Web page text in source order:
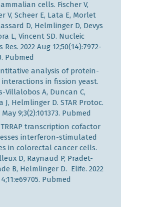
cells. Fischer V,
V, Scheer E, Lata E, Morlet
D, Helmlinger D, Devys
L, Vincent SD. Nucleic
Res. 2022 Aug 12;50(14):7972-
Pubmed
analysis of protein-
interactions in fission yeast.
Villalobos A, Duncan C,
J, Helmlinger D. STAR Protoc.
May 9;3(2):101373. Pubmed
transcription cofactor
interferon-stimulated
in colorectal cancer cells.
D, Raynaud P, Pradet-
B, Helmlinger D. Elife. 2022
Pubmed